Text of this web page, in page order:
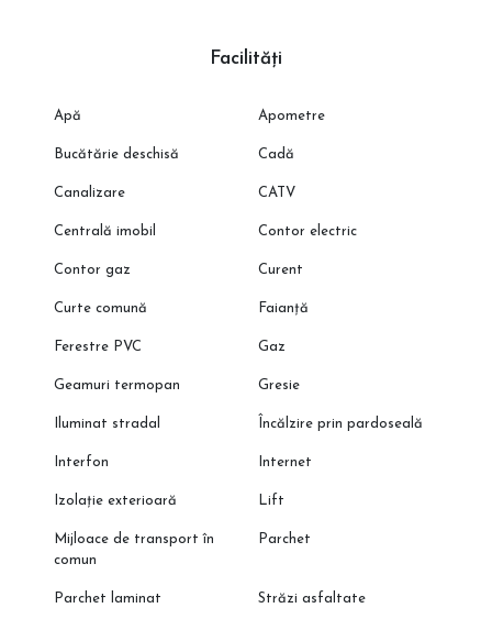
Facilități
Apă Apometre
Bucătărie deschisă Cadă
Canalizare CATV
Centrală imobil Contor electric
Contor gaz Curent
Curte comună Faianță
Ferestre PVC Gaz
Geamuri termopan Gresie
Iluminat stradal Încălzire prin pardoseală
Interfon Internet
Izolație exterioară Lift
Mijloace de transport în
comun
Parchet
Parchet laminat Străzi asfaltate